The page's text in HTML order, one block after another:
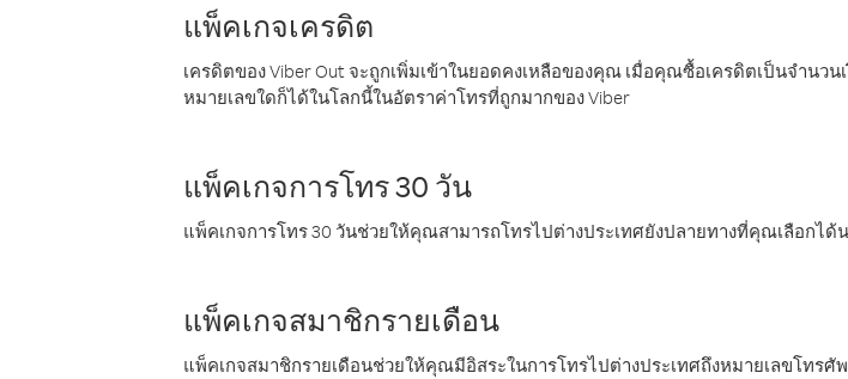
แพ็คเกจเครดิต
เครดิตของ Viber Out จะถูกเพิ่มเข้าในยอดคงเหลือของคุณ เมื่อคุณซื้อเครดิตเป็นจำนว
หมายเลขใดก็ได้ในโลกนี้ในอัตราค่าโทรที่ถูกมากของ Viber
แพ็คเกจการโทร 30 วัน
แพ็คเกจการโทร 30 วันช่วยให้คุณสามารถโทรไปต่างประเทศยังปลายทางที่คุณเลือกได้
แพ็คเกจสมาชิกรายเดือน
แพ็คเกจสมาชิกรายเดือนช่วยให้คุณมีอิสระในการโทรไปต่างประเทศถึงหมายเลขโท